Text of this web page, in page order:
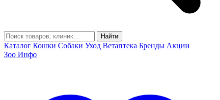
Найти
Каталог Кошки Собаки Уход Ветаптека Бренды Акции
Зоо Инфо